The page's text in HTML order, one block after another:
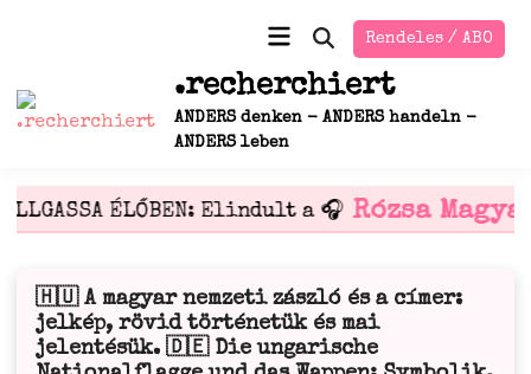
Rendeles / ABO
.recherchiert
ANDERS denken - ANDERS handeln -
ANDERS leben
Suche
öffnen
Hauptmenü
ÉLŐBEN: Elindult a 🎧 Rózsa
Veröffentlicht
in
🇭🇺 A magyar nemzeti zászló és a címer:
jelkép, rövid történetük és mai
jelentésük. 🇩🇪 Die ungarische